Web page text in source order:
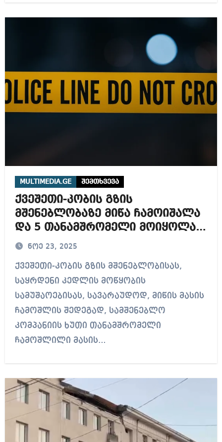
MULTIMEDIA.GE შემთხვევა
ქვეშეთი-კობის გზის
მშენებლობაზე მიწა ჩამოიშალა
და 5 თანამშრომელი მოიყოლა,
4 ცხედარი უკვე ნაპოვნია
ნოე 23, 2025
ქვეშეთი-კობის გზის მშენებლობისას,
საყრდენი კედლის მოწყობის
სამუშაოებისას, სავარაუდოდ, მიწის მასის
ჩამოშლის შედეგად, სამშენებლო
კომპანიის ხუთი თანამშრომელი
ჩამოშლილი მასის…